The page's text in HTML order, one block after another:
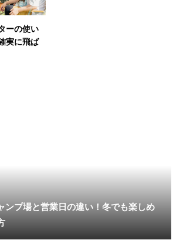
ーの使い
実に飛ば
ンプ場と営業日の違い！冬でも楽しめ